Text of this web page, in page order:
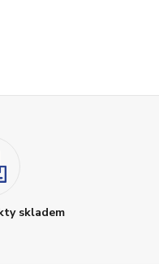
skladem